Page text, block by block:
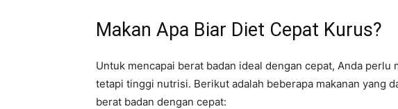
Makan Apa Biar Diet Cepat Kurus?
Untuk mencapai berat badan ideal dengan cepat, Anda perlu
tetapi tinggi nutrisi. Berikut adalah beberapa makanan yang
berat badan dengan cepat: